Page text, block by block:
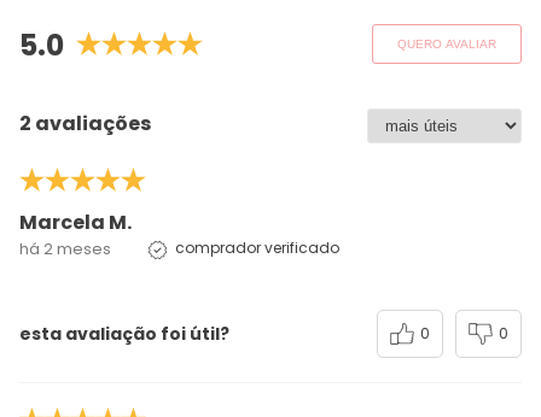
5.0 QUERO AVALIAR
2 avaliações
Marcela M.
há 2 meses comprador verificado
esta avaliação foi útil? 0 0